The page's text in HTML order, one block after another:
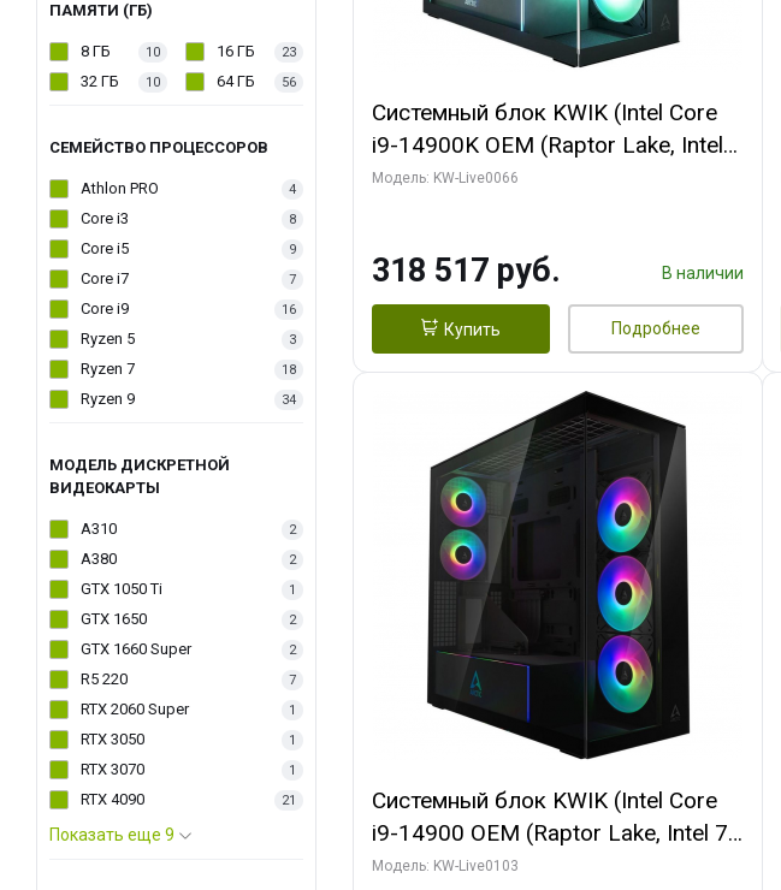
ПАМЯТИ (ГБ)
8 ГБ 10 16 ГБ 23
32 ГБ 10 64 ГБ 56
СЕМЕЙСТВО ПРОЦЕССОРОВ
Athlon PRO 4
Core i3 8
Core i5 9
Core i7 7
Core i9 16
Ryzen 5 3
Ryzen 7 18
Ryzen 9 34
МОДЕЛЬ ДИСКРЕТНОЙ
ВИДЕОКАРТЫ
A310 2
A380 2
GTX 1050 Ti 1
GTX 1650 2
GTX 1660 Super 2
R5 220 7
RTX 2060 Super 1
RTX 3050 1
RTX 3070 1
RTX 4090 21
Показать еще 9
Системный блок KWIK (Intel Core
i9-14900K OEM (Raptor Lake, Intel
7, C24 16EC/8PC/ 64 ГБ ОЗУ (2
GDDR7 256bit/ 1 ТБ SSD)
Модель: KW-Live0066
318 517 руб. В наличии
Купить Подробнее
Системный блок KWIK (Intel Core
i9-14900 OEM (Raptor Lake, Intel 7,
C24 16EC/8PC// 64 ГБ ОЗУ (2
Модель: KW-Live0103